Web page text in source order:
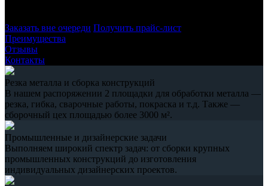
Заказать вне очереди Получить прайс-лист
Преимущества
Отзывы
Контакты
Резка металла и сборка конструкций
В нашем распоряжении 2 площадки для обработки металла —
резка, гибка, сварочные работы, покраска и т.д. Также —
сборочный цех площадью более 3000 м².
Промышленные и дизайнерские задачи
Выполняем широкий спектр задач: от сборки крупных
промышленных конструкций до изготовления
индивидуальных дизайнерских проектов.